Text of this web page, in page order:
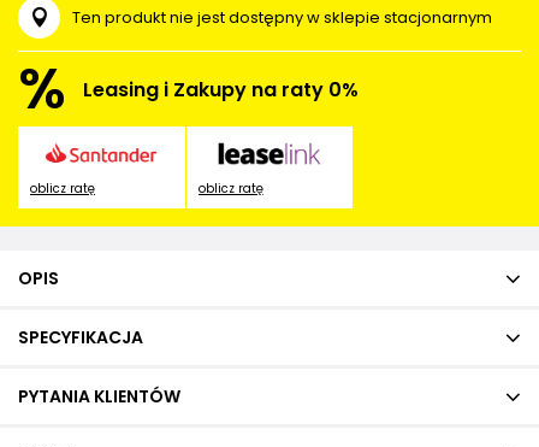
Ten produkt nie jest dostępny w sklepie stacjonarnym
% Leasing i Zakupy na raty 0%
oblicz ratę oblicz ratę
OPIS
SPECYFIKACJA
PYTANIA KLIENTÓW